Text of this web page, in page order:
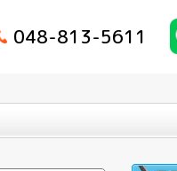
048-813-5611